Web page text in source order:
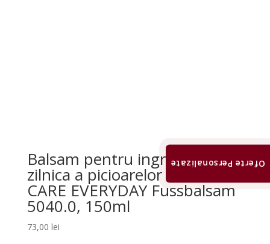
Balsam pentru ingrijirea
zilnica a picioarelor SÜDA
CARE EVERYDAY Fussbalsam
5040.0, 150ml
73,00 lei
Oferte Personalizate